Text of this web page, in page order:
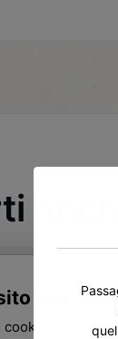
web
cookie per